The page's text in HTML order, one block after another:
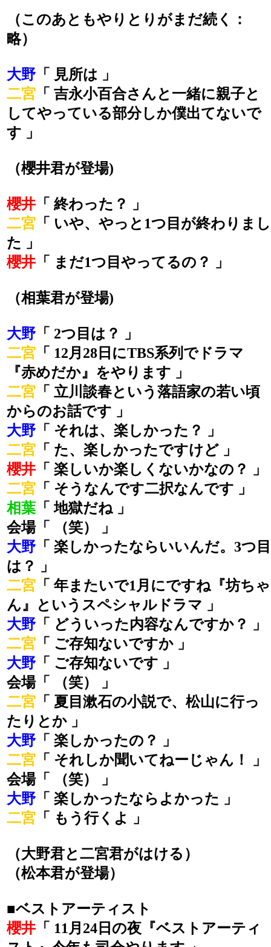
（このあともやりとりがまだ続く：
略）
大野 「 見所は 」
二宮 「 吉永小百合さんと一緒に親子と
してやっている部分しか僕出てないで
す 」
（櫻井君が登場)
櫻井 「 終わった？ 」
二宮 「 いや、やっと1つ目が終わりまし
た 」
櫻井 「 まだ1つ目やってるの？ 」
（相葉君が登場)
大野 「 2つ目は？ 」
二宮 「 12月28日にTBS系列でドラマ
『赤めだか』をやります 」
二宮 「 立川談春という落語家の若い頃
からのお話です 」
大野 「 それは、楽しかった？ 」
二宮 「 た、楽しかったですけど 」
櫻井 「 楽しいか楽しくないかなの？ 」
二宮 「 そうなんです二択なんです 」
相葉 「 地獄だね 」
会場「 （笑） 」
大野 「 楽しかったならいいんだ。3つ目
は？ 」
二宮 「 年またいで1月にですね『坊ちゃ
ん』というスペシャルドラマ 」
大野 「 どういった内容なんですか？ 」
二宮 「 ご存知ないですか 」
大野 「 ご存知ないです 」
会場「 （笑） 」
二宮 「 夏目漱石の小説で、松山に行っ
たりとか 」
大野 「 楽しかったの？ 」
二宮 「 それしか聞いてねーじゃん！ 」
会場「 （笑） 」
大野 「 楽しかったならよかった 」
二宮 「 もう行くよ 」
（大野君と二宮君がはける）
（松本君が登場）
■ベストアーティスト
櫻井 「 11月24日の夜『ベストアーティ